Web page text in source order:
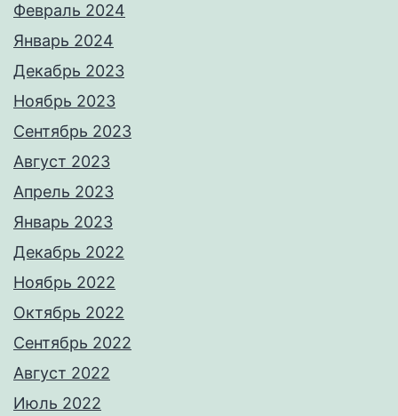
Февраль 2024
Январь 2024
Декабрь 2023
Ноябрь 2023
Сентябрь 2023
Август 2023
Апрель 2023
Январь 2023
Декабрь 2022
Ноябрь 2022
Октябрь 2022
Сентябрь 2022
Август 2022
Июль 2022